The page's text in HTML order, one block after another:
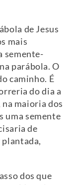
de Jesus
mais
semente-
parábola. O
caminho. É
do dia a
maioria dos
uma semente
de
plantada,
dos que